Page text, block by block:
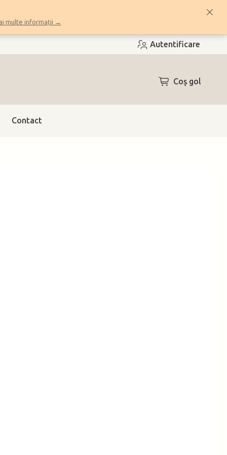
multe informații →
Autentificare
COŞ
Coş gol
Contact